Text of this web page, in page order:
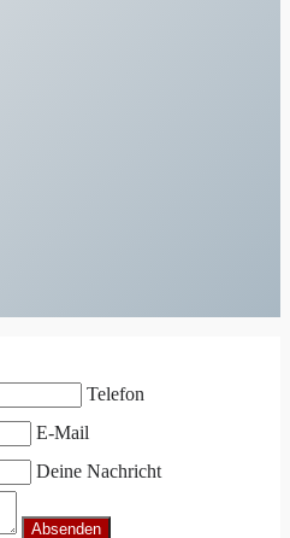
Telefon
E-Mail
Deine Nachricht